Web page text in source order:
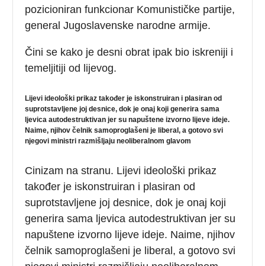
pozicioniran funkcionar Komunističke partije,
general Jugoslavenske narodne armije.
Čini se kako je desni obrat ipak bio iskreniji i
temeljitiji od lijevog.
Lijevi ideološki prikaz također je iskonstruiran i plasiran od
suprotstavljene joj desnice, dok je onaj koji generira sama
ljevica autodestruktivan jer su napuštene izvorno lijeve ideje.
Naime, njihov čelnik samoproglašeni je liberal, a gotovo svi
njegovi ministri razmišljaju neoliberalnom glavom
Cinizam na stranu. Lijevi ideološki prikaz
također je iskonstruiran i plasiran od
suprotstavljene joj desnice, dok je onaj koji
generira sama ljevica autodestruktivan jer su
napuštene izvorno lijeve ideje. Naime, njihov
čelnik samoproglašeni je liberal, a gotovo svi